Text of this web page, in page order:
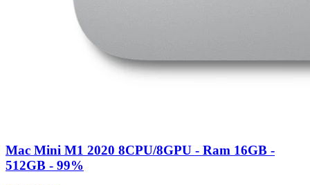
Mac Mini M1 2020 8CPU/8GPU - Ram 16GB -
512GB - 99%